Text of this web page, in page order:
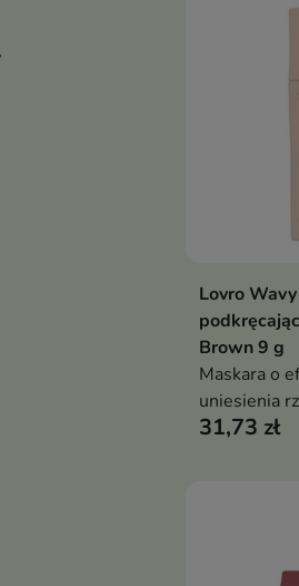

Lovro
Brown 9 g
Maskara o
uniesienia
naturalnie
31,73 zł